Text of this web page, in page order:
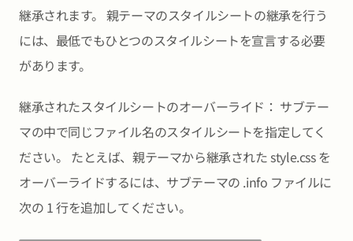
継承されます。 親テーマのスタイルシートの継承を行う
には、最低でもひとつのスタイルシートを宣言する必要
があります。
継承されたスタイルシートのオーバーライド： サブテー
マの中で同じファイル名のスタイルシートを指定してく
ださい。 たとえば、親テーマから継承された style.css を
オーバーライドするには、サブテーマの .info ファイルに
次の 1 行を追加してください。